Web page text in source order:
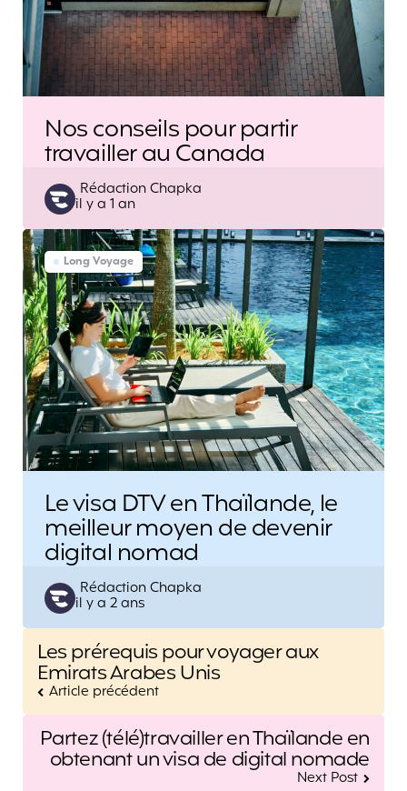
Nos conseils pour partir
travailler au Canada
Posted
by
Rédaction Chapka
il y a 1 an
Long Voyage
Le visa DTV en Thaïlande, le
meilleur moyen de devenir
digital nomad
Posted
by
Rédaction Chapka
il y a 2 ans
Post
navigation
Les prérequis pour voyager aux
Emirats Arabes Unis
Article précédent
Partez (télé)travailler en Thaïlande en
obtenant un visa de digital nomade
Next Post